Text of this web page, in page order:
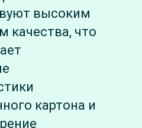
высоким
качества, что
картона и